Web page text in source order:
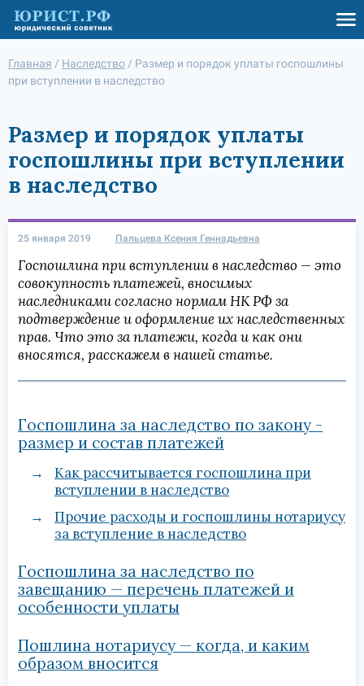
Главная / Наследство / Размер и порядок уплаты госпошлины
при вступлении в наследство
Размер и порядок уплаты
госпошлины при вступлении
в наследство
25 января 2019 Пальцева Ксения Геннадьевна
Госпошлина при вступлении в наследство — это
совокупность платежей, вносимых
наследниками согласно нормам НК РФ за
подтверждение и оформление их наследственных
прав. Что это за платежи, когда и как они
вносятся, расскажем в нашей статье.
Госпошлина за наследство по закону -
размер и состав платежей
Как рассчитывается госпошлина при
вступлении в наследство
Прочие расходы и госпошлины нотариусу
за вступление в наследство
Госпошлина за наследство по
завещанию — перечень платежей и
особенности уплаты
Пошлина нотариусу — когда, и каким
образом вносится